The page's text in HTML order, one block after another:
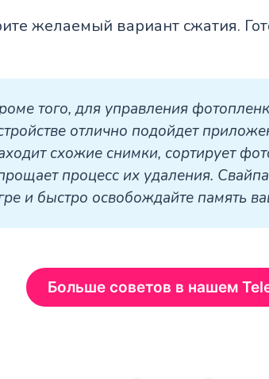
желаемый вариант сжатия.
того, для управления
отлично подойдет
схожие снимки, сортирует
процесс их удаления.
и быстро освобождайте память
Больше советов в нашем